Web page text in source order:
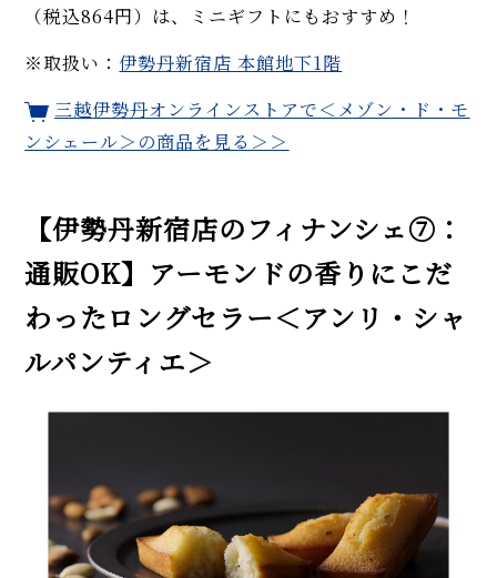
（税込864円）は、ミニギフトにもおすすめ！
※取扱い： 伊勢丹新宿店 本館地下1階
三越伊勢丹オンラインストアで＜メゾン・ド・モ
ンシェール＞の商品を見る＞＞
【伊勢丹新宿店のフィナンシェ⑦：
通販OK】アーモンドの香りにこだ
わったロングセラー＜アンリ・シャ
ルパンティエ＞